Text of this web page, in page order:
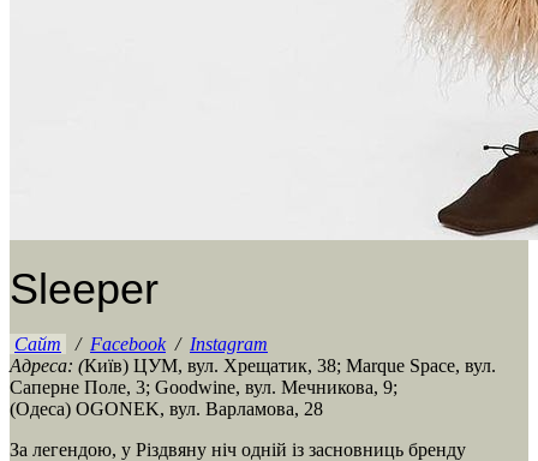
Sleeper
Сайт / Facebook/ Instagram
Адреса: (Київ) ЦУМ, вул. Хрещатик, 38; Marque Space, вул.
Саперне Поле, 3; Goodwine, вул. Мечникова, 9;
(Одеса) OGONEK, вул. Варламова, 28
За легендою, у Різдвяну ніч одній із засновниць бренду